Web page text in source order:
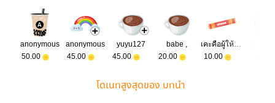
anonymous
50.00
anonymous
45.00
yuyu127
45.00
babe ,
20.00
เคะคือผู้ให้ที่ยิ่งใหญ่ รักเคะ
10.00
โดเนทสูงสุดของ บทนำ